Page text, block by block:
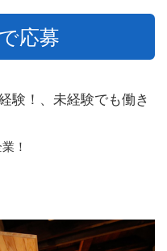
応募
験！、未経験でも働き
！